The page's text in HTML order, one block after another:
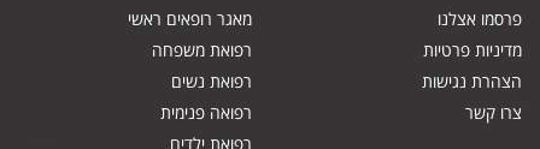
פרסמו אצלנו
מדיניות פרטיות
הצהרת נגישות
צרו קשר
מאגר רופאים ראשי
רפואת משפחה
רפואת נשים
רפואה פנימית
רפואת ילדים